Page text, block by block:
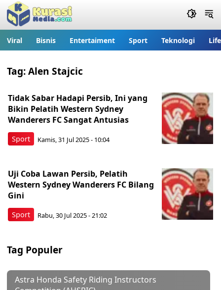
Viral Bisnis Entertaiment Sport Teknologi
Tag:Alen Stajcic
Sport
Tidak Sabar Hadapi Persib, Ini yang
Bikin Pelatih Western Sydney
Wanderers FC Sangat Antusias
Kamis, 31 Jul 2025 - 10:04
Sport
Uji Coba Lawan Persib, Pelatih
Western Sydney Wanderers FC Bilang
Gini
Rabu, 30 Jul 2025 - 21:02
Tag Populer
Astra Honda Safety Riding Instructors